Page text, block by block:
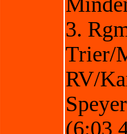
3.
Trier/
RV/